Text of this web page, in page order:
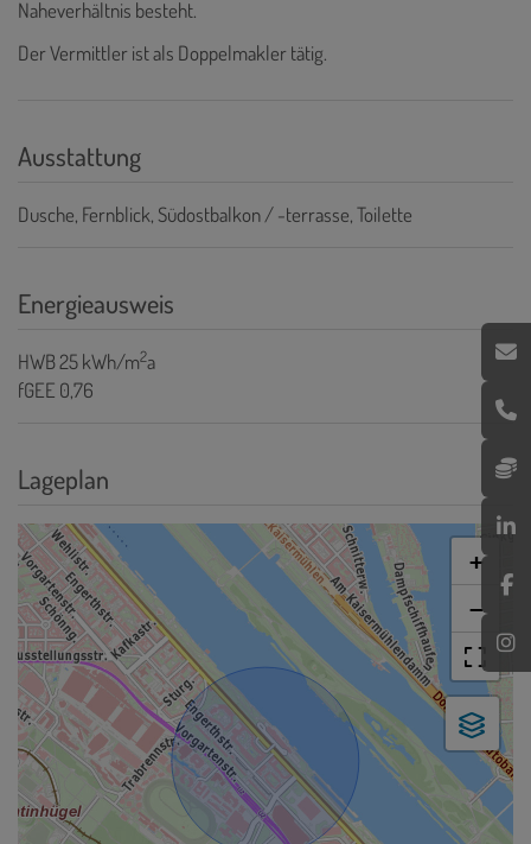
Naheverhältnis besteht.
Der Vermittler ist als Doppelmakler tätig.
Ausstattung
Dusche Fernblick Südostbalkon / -terrasse Toilette
Energieausweis
HWB25 kWh/m2a
fGEE 0,76
Lageplan
+
−